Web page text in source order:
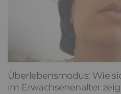
Überlebensmodus: Wie
im Erwachsenenalter